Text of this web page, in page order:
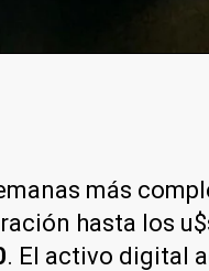
más
hasta los
. El activo digital